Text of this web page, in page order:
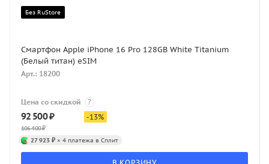
Без RuStore
Смартфон Apple iPhone 16 Pro 128GB White Titanium
(Белый титан) eSIM
Арт.: 18200
Цена со скидкой ?
92 500₽
106 400₽
-13%
27 923 ₽ × 4 платежа в Сплит